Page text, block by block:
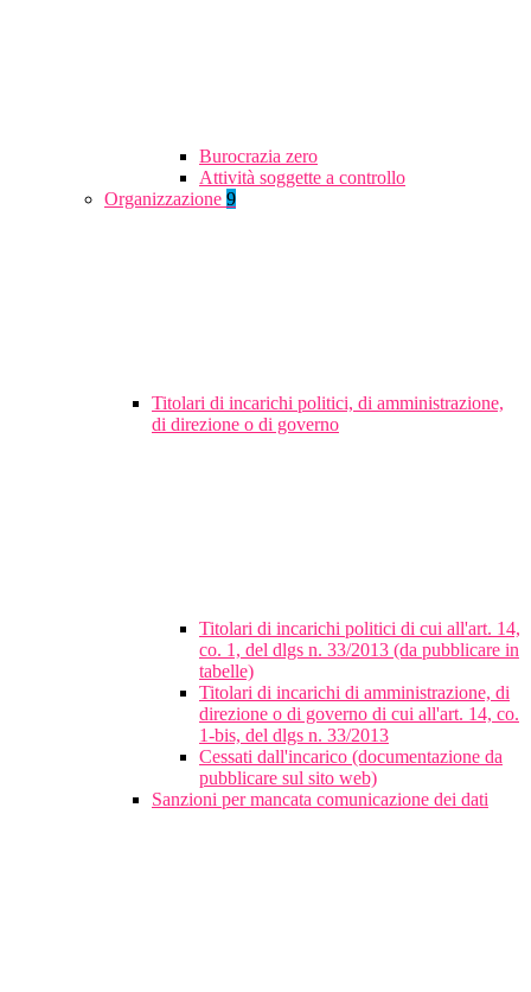
Burocrazia zero
Attività soggette a controllo
Organizzazione 9
Titolari di incarichi politici, di amministrazione,
di direzione o di governo
Titolari di incarichi politici di cui all'art. 14,
co. 1, del dlgs n. 33/2013 (da pubblicare in
tabelle)
Titolari di incarichi di amministrazione, di
direzione o di governo di cui all'art. 14, co.
1-bis, del dlgs n. 33/2013
Cessati dall'incarico (documentazione da
pubblicare sul sito web)
Sanzioni per mancata comunicazione dei dati